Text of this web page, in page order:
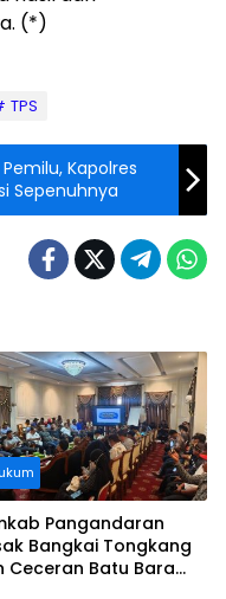
(*)
TPS
Kapolres
Sepenuhnya
Pangandaran
Bangkai Tongkang
Ceceran Batu Bara